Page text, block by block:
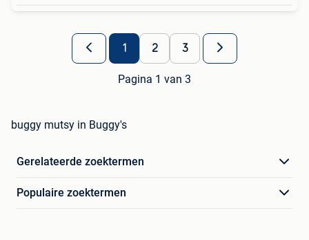
1 2 3
Pagina 1 van 3
buggy mutsy in Buggy's
Gerelateerde zoektermen
Populaire zoektermen